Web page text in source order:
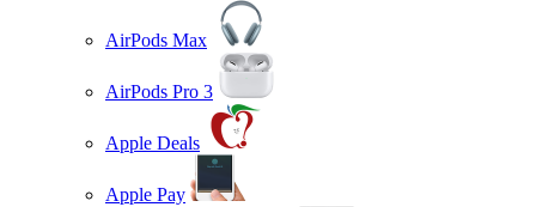
AirPods Max
AirPods Pro 3
Apple Deals
Apple Pay